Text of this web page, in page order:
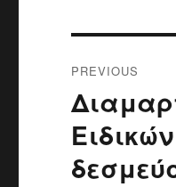
PREVIOUS
Previous
post: